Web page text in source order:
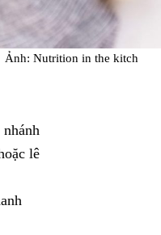
Ảnh: Nutrition in the kitch
nhánh
lê